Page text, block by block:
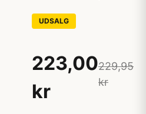
UDSALG
223,00
kr
229,95
kr